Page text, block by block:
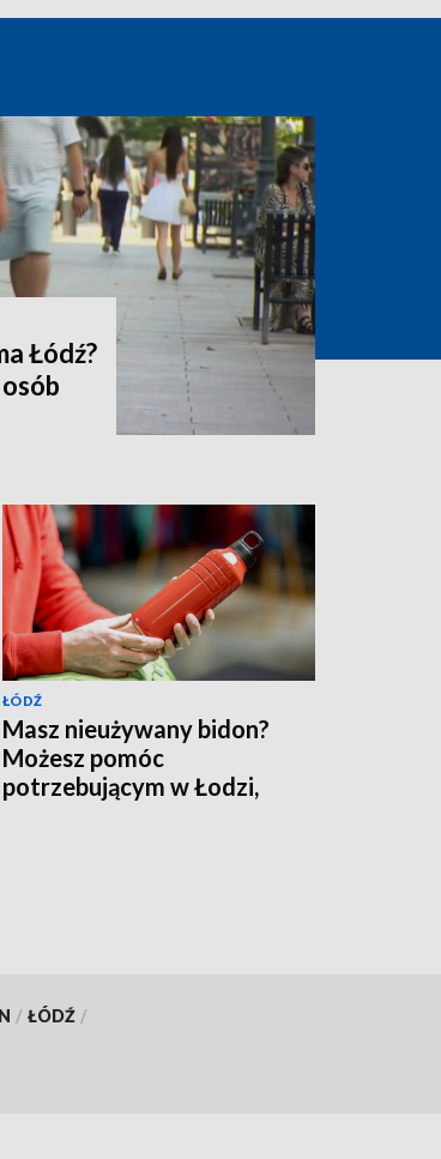
Łódź?
ŁÓDŹ
Masz nieużywany bidon?
Możesz pomóc
potrzebującym w Łodzi,
/ ŁÓDŹ /